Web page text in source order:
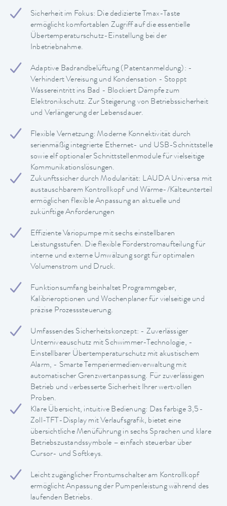
Sicherheit im Fokus: Die dedizierte Tmax-Taste
ermöglicht komfortablen Zugriff auf die essentielle
Übertemperaturschutz-Einstellung bei der
Inbetriebnahme.
Adaptive Badrandbelüftung (Patentanmeldung): -
Verhindert Vereisung und Kondensation - Stoppt
Wassereintritt ins Bad - Blockiert Dämpfe zum
Elektronikschutz. Zur Steigerung von Betriebssicherheit
und Verlängerung der Lebensdauer.
Flexible Vernetzung: Moderne Konnektivität durch
serienmäßig integrierte Ethernet- und USB-Schnittstelle
sowie elf optionaler Schnittstellenmodule für vielseitige
Kommunikationslösungen.
Zukunftssicher durch Modularität: LAUDA Universa mit
austauschbarem Kontrollkopf und Wärme-/Kälteunterteil
ermöglichen flexible Anpassung an aktuelle und
zukünftige Anforderungen
Effiziente Variopumpe mit sechs einstellbaren
Leistungsstufen. Die flexible Förderstromaufteilung für
interne und externe Umwälzung sorgt für optimalen
Volumenstrom und Druck.
Funktionsumfang beinhaltet Programmgeber,
Kalibrieroptionen und Wochenplaner für vielseitige und
präzise Prozesssteuerung.
Umfassendes Sicherheitskonzept: - Zuverlässiger
Unterniveauschutz mit Schwimmer-Technologie, -
Einstellbarer Übertemperaturschutz mit akustischem
Alarm, - Smarte Temperiermedienverwaltung mit
automatischer Grenzwertanpassung. Für zuverlässigen
Betrieb und verbesserte Sicherheit Ihrer wertvollen
Proben.
Klare Übersicht, intuitive Bedienung: Das farbige 3,5-
Zoll-TFT-Display mit Verlaufsgrafik, bietet eine
übersichtliche Menüführung in sechs Sprachen und klare
Betriebszustandssymbole – einfach steuerbar über
Cursor- und Softkeys.
Leicht zugänglicher Frontumschalter am Kontrollkopf
ermöglicht Anpassung der Pumpenleistung während des
laufenden Betriebs.